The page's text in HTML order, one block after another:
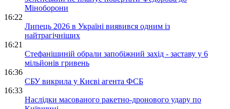
Міноборони
16:22
Липець 2026 в Україні виявився одним із
найтрагічніших
16:21
Стефанішиній обрали запобіжний захід - заставу у 6
мільйонів гривень
16:36
СБУ викрила у Києві агента ФСБ
16:33
Наслідки масованого ракетно-дронового удару по